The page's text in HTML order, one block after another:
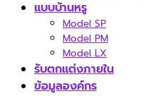
แบบบ้านหรู
Model SP
Model PM
Model LX
รับตกแต่งภายใน
ข้อมูลองค์กร